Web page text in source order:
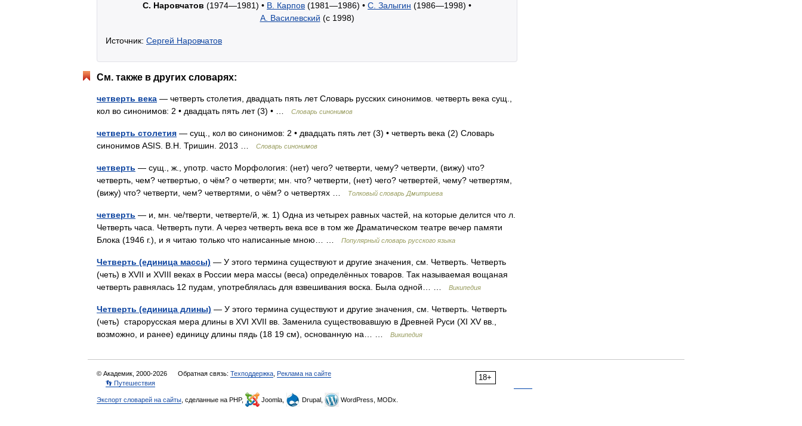
С. Наровчатов (1974—1981) • В. Карпов (1981—1986) • С. Залыгин (1986—1998) •
А. Василевский (c 1998)
Источник: Сергей Наровчатов
См. также в других словарях:
четверть века — четверть столетия, двадцать пять лет Словарь русских синонимов. четверть века сущ.,
кол во синонимов: 2 • двадцать пять лет (3) • …
Словарь синонимов
четверть столетия — сущ., кол во синонимов: 2 • двадцать пять лет (3) • четверть века (2) Словарь
синонимов ASIS. В.Н. Тришин. 2013 …
Словарь синонимов
четверть — сущ., ж., употр. часто Морфология: (нет) чего? четверти, чему? четверти, (вижу) что?
четверть, чем? четвертью, о чём? о четверти; мн. что? четверти, (нет) чего? четвертей, чему? четвертям,
(вижу) что? четверти, чем? четвертями, о чём? о четвертях …
Толковый словарь Дмитриева
четверть — и, мн. че/тверти, четверте/й, ж. 1) Одна из четырех равных частей, на которые делится что л.
Четверть часа. Четверть пути. А через четверть века все в том же Драматическом театре вечер памяти
Блока (1946 г.), и я читаю только что написанные мною… …
Популярный словарь русского языка
Четверть (единица массы) — У этого термина существуют и другие значения, см. Четверть. Четверть
(четь) в XVII и XVIII веках в России мера массы (веса) определённых товаров. Так называемая вощаная
четверть равнялась 12 пудам, употреблялась для взвешивания воска. Была одной… …
Википедия
Четверть (единица длины) — У этого термина существуют и другие значения, см. Четверть. Четверть
(четь) старорусская мера длины в XVI XVII вв. Заменила существовавшую в Древней Руси (XI XV вв.,
возможно, и ранее) единицу длины пядь (18 19 см), основанную на… …
Википедия
18+
© Академик, 2000-2026 Обратная связь: Техподдержка Реклама на сайте
👣 Путешествия
Экспорт словарей на сайты , сделанные на PHP, Joomla, Drupal, WordPress, MODx.